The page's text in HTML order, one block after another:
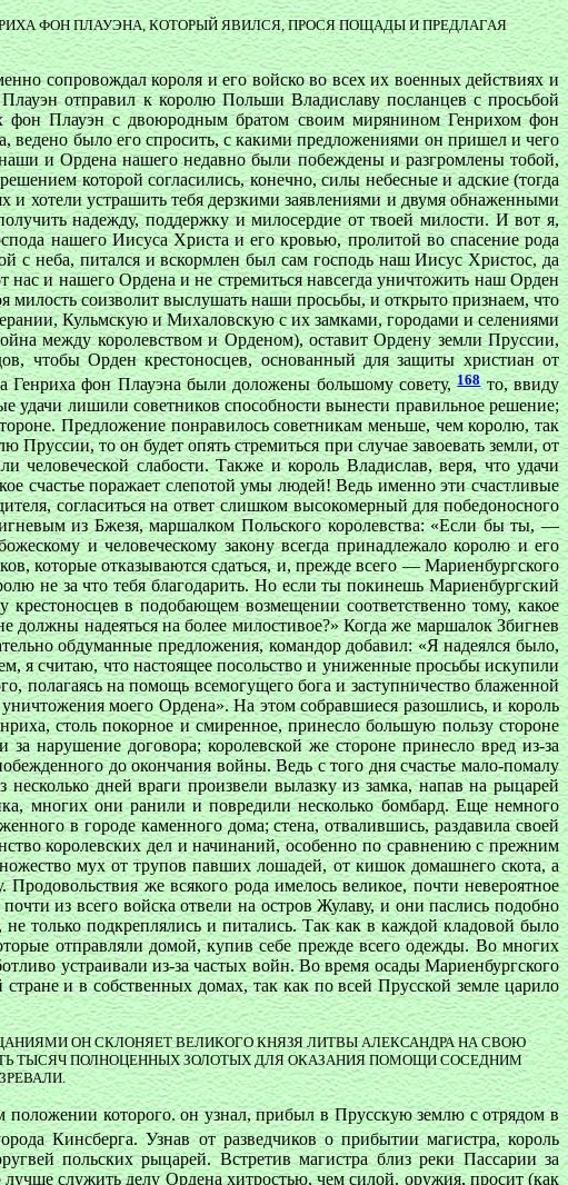
ФОН ПЛАУЭНА, КОТОРЫЙ ЯВИЛСЯ, ПРОСЯ ПОЩАДЫ И ПРЕДЛАГАЯ
сопровождал короля и его войско во всех их военных действиях и
отправил к королю Польши Владиславу посланцев с просьбой
фон Плауэн с двоюродным братом своим мирянином Генрихом фон
ведено было его спросить, с какими предложениями он пришел и чего
и Ордена нашего недавно были побеждены и разгромлены тобой,
которой согласились, конечно, силы небесные и адские (тогда
хотели устрашить тебя дерзкими заявлениями и двумя обнаженными
надежду, поддержку и милосердие от твоей милости. И вот я,
нашего Иисуса Христа и его кровью, пролитой во спасение рода
с неба, питался и вскормлен был сам господь наш Иисус Христос, да
нас и нашего Ордена и не стремиться навсегда уничтожить наш Орден
милость соизволит выслушать наши просьбы, и открыто признаем, что
Кульмскую и Михаловскую с их замками, городами и селениями
между королевством и Орденом), оставит Ордену земли Пруссии,
чтобы Орден крестоносцев, основанный для защиты христиан от
Генриха фон Плауэна были доложены большому совету,168то, ввиду
удачи лишили советников способности вынести правильное решение;
Предложение понравилось советникам меньше, чем королю, так
то он будет опять стремиться при случае завоевать земли, от
человеческой слабости. Также и король Владислав, веря, что удачи
счастье поражает слепотой умы людей! Ведь именно эти счастливые
согласиться на ответ слишком высокомерный для победоносного
из Бжезя, маршалком Польского королевства: «Если бы ты, —
и человеческому закону всегда принадлежало королю и его
которые отказываются сдаться, и, прежде всего — Мариенбургского
не за что тебя благодарить. Но если ты покинешь Мариенбургский
крестоносцев в подобающем возмещении соответственно тому, какое
должны надеяться на более милостивое?» Когда же маршалок Збигнев
обдуманные предложения, командор добавил: «Я надеялся было,
я считаю, что настоящее посольство и униженные просьбы искупили
полагаясь на помощь всемогущего бога и заступничество блаженной
моего Ордена». На этом собравшиеся разошлись, и король
столь покорное и смиренное, принесло большую пользу стороне
нарушение договора; королевской же стороне принесло вред из-за
до окончания войны. Ведь с того дня счастье мало-помалу
дней враги произвели вылазку из замка, напав на рыцарей
многих они ранили и повредили несколько бомбард. Еще немного
в городе каменного дома; стена, отвалившись, раздавила своей
королевских дел и начинаний, особенно по сравнению с прежним
мух от трупов павших лошадей, от кишок домашнего скота, а
же всякого рода имелось великое, почти невероятное
из всего войска отвели на остров Жулаву, и они паслись подобно
подкреплялись и питались. Так как в каждой кладовой было
отправляли домой, купив себе прежде всего одежды. Во многих
устраивали из-за частых войн. Во время осады Мариенбургского
и в собственных домах, так как по всей Прусской земле царило
ОН СКЛОНЯЕТ ВЕЛИКОГО КНЯЗЯ ЛИТВЫ АЛЕКСАНДРА НА СВОЮ
ТЫСЯЧ ПОЛНОЦЕННЫХ ЗОЛОТЫХ ДЛЯ ОКАЗАНИЯ ПОМОЩИ СОСЕДНИМ
которого. он узнал, прибыл в Прусскую землю с отрядом в
Кинсберга. Узнав от разведчиков о прибытии магистра, король
польских рыцарей. Встретив магистра близ реки Пассарии за
служить делу Ордена хитростью, чем силой. оружия, просит (как